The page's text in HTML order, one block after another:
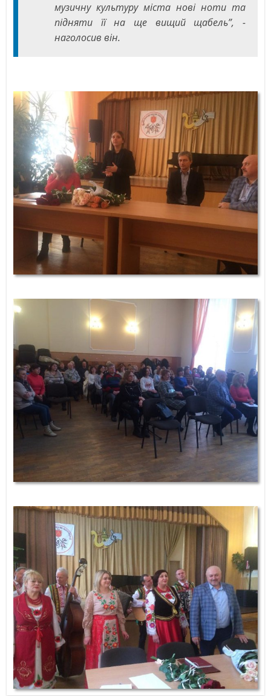
музичну культуру міста нові ноти та
підняти її на ще вищий щабель”, -
наголосив він.